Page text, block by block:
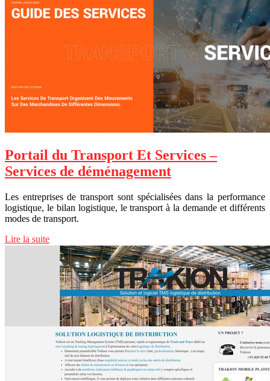
Portail du Transport Et Services –
Services de déménagement
Les entreprises de transport sont spécialisées dans la performance
logistique, le bilan logistique, le transport à la demande et différents
modes de transport.
Lire la suite